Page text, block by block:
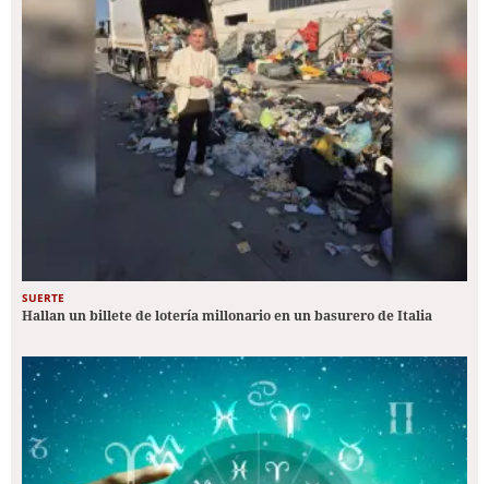
SUERTE
Hallan un billete de lotería millonario en un basurero de Italia